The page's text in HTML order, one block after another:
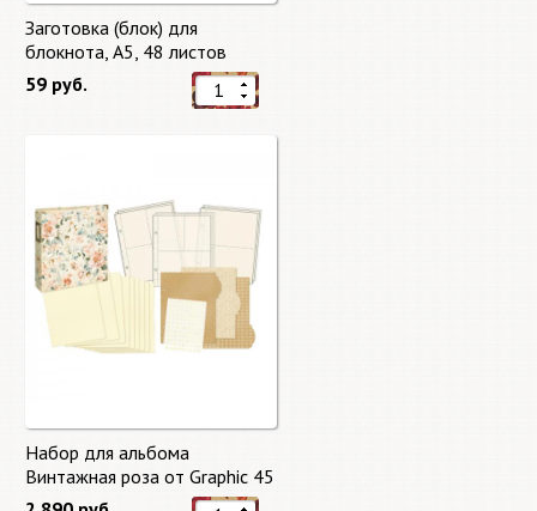
Заготовка (блок) для
блокнота, А5, 48 листов
59 руб.
Набор для альбома
Винтажная роза от Graphic 45